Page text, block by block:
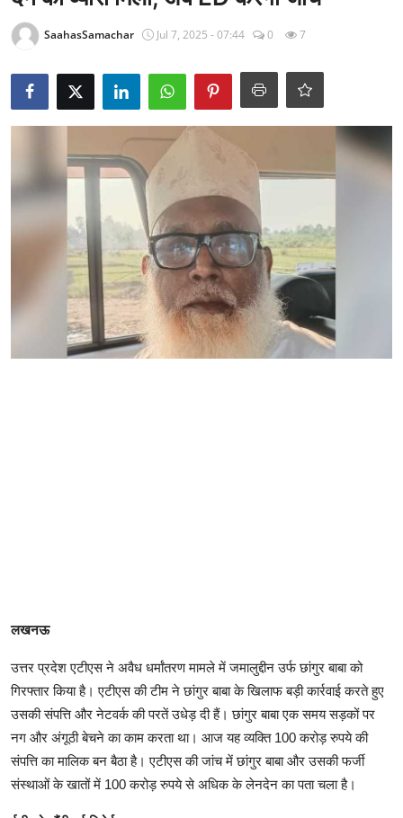
Epaper
लाइफस्टाइल
टेक
SaahasSamachar Jul 7, 2025 - 07:44 0 7
लखनऊ
उत्तर प्रदेश एटीएस ने अवैध धर्मांतरण मामले में जमालुद्दीन उर्फ छांगुर बाबा को
गिरफ्तार किया है। एटीएस की टीम ने छांगुर बाबा के खिलाफ बड़ी कार्रवाई करते हुए
उसकी संपत्ति और नेटवर्क की परतें उधेड़ दी हैं। छांगुर बाबा एक समय सड़कों पर
नग और अंगूठी बेचने का काम करता था। आज यह व्यक्ति 100 करोड़ रुपये की
संपत्ति का मालिक बन बैठा है। एटीएस की जांच में छांगुर बाबा और उसकी फर्जी
संस्थाओं के खातों में 100 करोड़ रुपये से अधिक के लेनदेन का पता चला है।